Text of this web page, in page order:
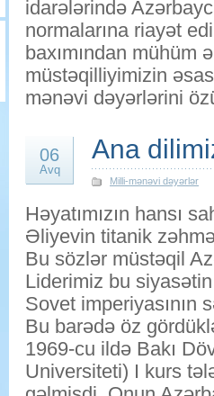
idarələrində
normalarına riayət
baxımından mühüm
müstəqilliyimizin
mənəvi dəyərlərini
06
Avq
Ana
Milli-mənəvi dəyərlər
Həyatımızın hansı
Əliyevin titanik
Bu sözlər müstəqil
Liderimiz bu
Sovet imperiyasının
Bu barədə öz
1969-cu ildə Bakı
Universiteti) I kurs